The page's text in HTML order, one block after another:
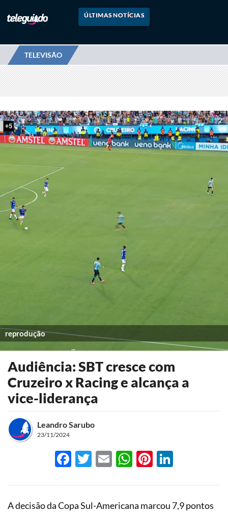
ÚLTIMAS NOTÍCIAS
TELEVISÃO
reprodução
Audiência: SBT cresce com
Cruzeiro x Racing e alcança a
vice-liderança
Leandro Sarubo
23/11/2024
Facebook
Twitter
EmailWhatsApp
Pinterest
A decisão da Copa Sul-Americana marcou 7,9 pontos